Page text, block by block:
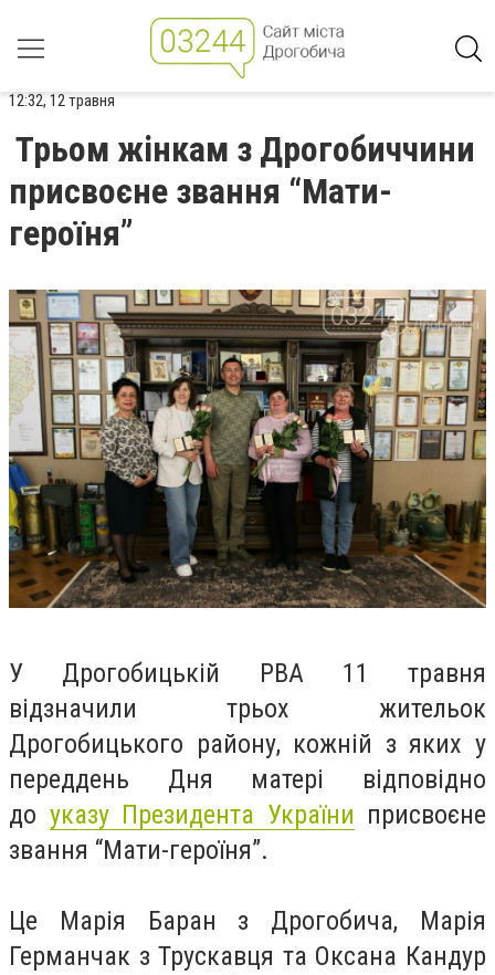
12:32, 12 травня
Трьом жінкам з Дрогобиччини
присвоєне звання “Мати-
героїня”
У Дрогобицькій РВА 11 травня
відзначили трьох жительок
Дрогобицького району, кожній з яких у
переддень Дня матері відповідно
до указу Президента України присвоєне
звання “Мати-героїня”.
Це Марія Баран з Дрогобича, Марія
Германчак з Трускавця та Оксана Кандур